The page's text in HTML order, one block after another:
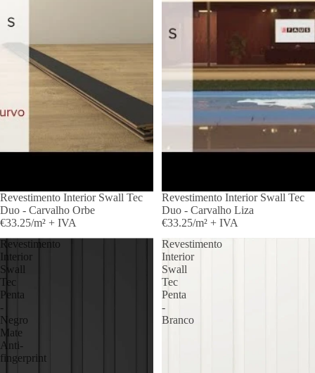
Revestimento Interior Swall Tec
Duo - Carvalho Orbe
€33.25/m² + IVA
Revestimento Interior Swall Tec
Duo - Carvalho Liza
€33.25/m² + IVA
Revestimento
Interior
Swall
Tec
Penta
-
Negro
Mate
Anti-
fingerprint
Revestimento
Interior
Swall
Tec
Penta
-
Branco